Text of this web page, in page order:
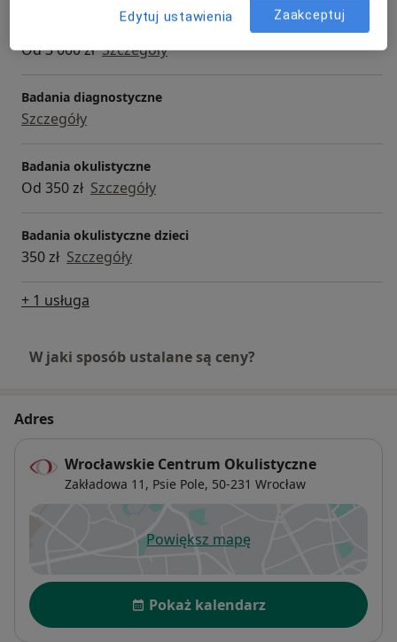
Laserowa korekcja wady wzroku
Od 3 000 zł Szczegóły
Badania diagnostyczne
Szczegóły
Badania okulistyczne
Od 350 zł Szczegóły
Badania okulistyczne dzieci
350 zł Szczegóły
+ 1 usługa
W jaki sposób ustalane są ceny?
Adres
Wrocławskie Centrum Okulistyczne
Zakładowa 11, Psie Pole, 50-231 Wrocław
Powiększ mapęotwiera się w nowej karcie
Dostępność
Pokaż kalendarz
Edytuj ustawienia Zaakceptuj